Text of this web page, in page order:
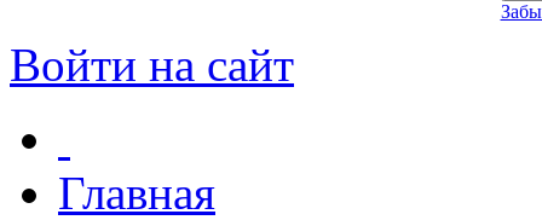
Войти на сайт
Главная